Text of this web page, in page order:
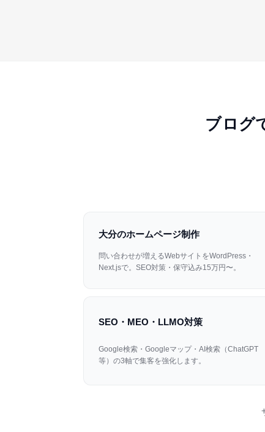
ブログ
大分のホームページ制作
問い合わせが増えるWebサイトをWordPress・
Next.jsで。SEO対策・保守込み15万円〜。
SEO・MEO・LLMO対策
Google検索・Googleマップ・AI検索（ChatGPT
等）の3軸で集客を強化します。